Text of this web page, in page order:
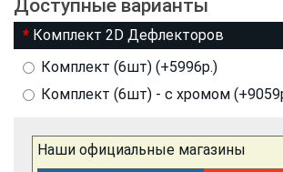
Доступные варианты
Комплект 2D Дефлекторов
Комплект (6шт) (+5996р.)
Комплект (6шт) - с хромом
Наши официальные магазины